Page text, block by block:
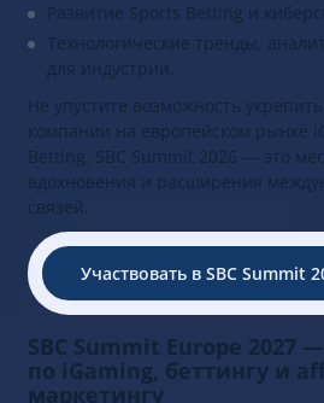
Развитие Sports Betting и
Технологические тренды,
для индустрии.
Не упустите возможность
компании на европейском рынке
Betting. SBC Summit 2026 — это
вдохновения и расширения
связей.
Участвовать в SBC Summit
SBC Summit Europe 2027
по iGaming, беттингу и
маркетингу